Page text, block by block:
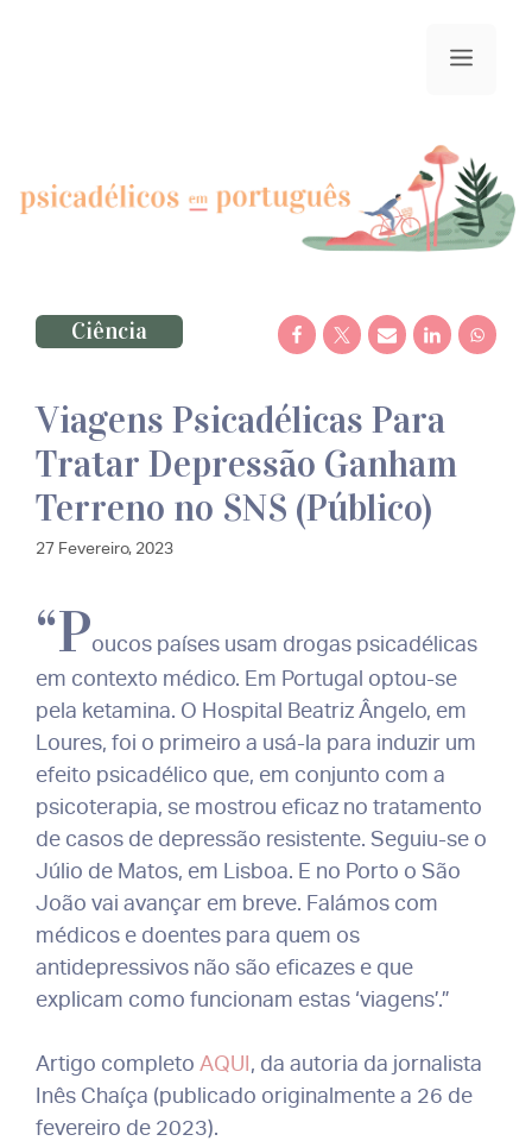
menu
Ciência
Viagens Psicadélicas Para
Tratar Depressão Ganham
Terreno no SNS (Público)
27 Fevereiro, 2023
“Poucos países usam drogas psicadélicas
em contexto médico. Em Portugal optou-se
pela ketamina. O Hospital Beatriz Ângelo, em
Loures, foi o primeiro a usá-la para induzir um
efeito psicadélico que, em conjunto com a
psicoterapia, se mostrou eficaz no tratamento
de casos de depressão resistente. Seguiu-se o
Júlio de Matos, em Lisboa. E no Porto o São
João vai avançar em breve. Falámos com
médicos e doentes para quem os
antidepressivos não são eficazes e que
explicam como funcionam estas ‘viagens’.”
Artigo completo AQUI, da autoria da jornalista
Inês Chaíça (publicado originalmente a 26 de
fevereiro de 2023).